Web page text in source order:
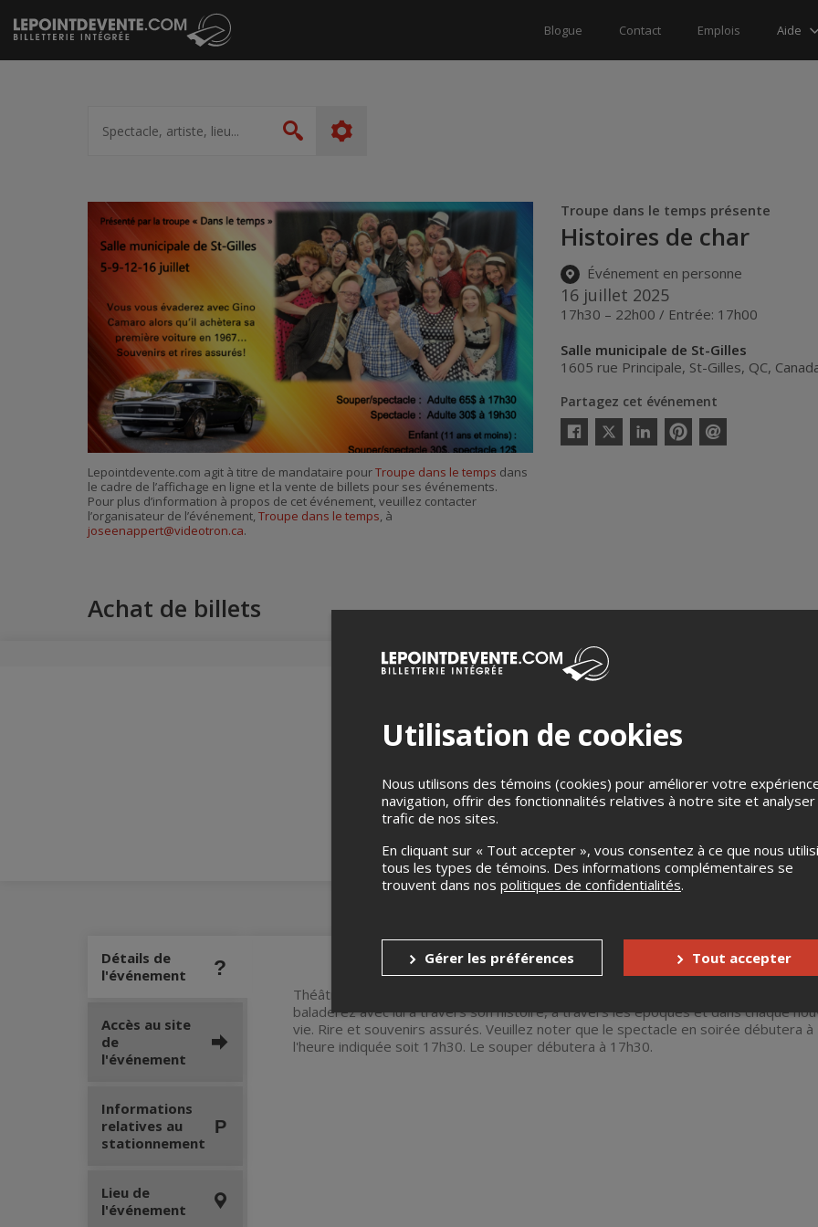
Passer
au
contenu
Blogue Contact Emplois Aide
artiste,
lieu...
Rechercher
Troupe dans le temps présente
Histoires de char
Événement en personne
16 juillet 2025
17h30 – 22h00 / Entrée: 17h00
Salle municipale de St-Gilles
1605 rue Principale, St-Gilles, QC,
Partagez cet événement
Facebook
Twitter
LinkedinPinterestEnvoyer
Lepointdevente.com agit à titre de mandataire pourTroupe dans le temps dans
le cadre de l’affichage en ligne et la vente de billets pour ses événements.
Pour plus d’information à propos de cet événement, veuillez contacter
l’organisateur de l’événement, Troupe dans le temps, à
joseenappert@videotron.ca.
Achat de billets
Merci de confirmer que vous n'êtes pas un robot ci-bas.
Détails de
l'événement
Théâtre musical racontant l'histoire de Gino Camaro qui achètera sa première
baladerez avec lui à travers son histoire, à travers les époques et dans chaque
vie. Rire et souvenirs assurés. Veuillez noter que le spectacle en soirée débutera
l'heure indiquée soit 17h30. Le souper débutera à 17h30.
Accès au site
de
l'événement
Informations
relatives au
stationnement
Lieu de
l'événement
Utilisation de cookies
Nous utilisons des témoins (cookies) pour améliorer votre
navigation, offrir des fonctionnalités relatives à notre site et analyser
trafic de nos sites.
En cliquant sur « Tout accepter », vous consentez à ce que nous
tous les types de témoins. Des informations complémentaires se
trouvent dans nos politiques de confidentialités.
Gérer les préférences Tout accepter